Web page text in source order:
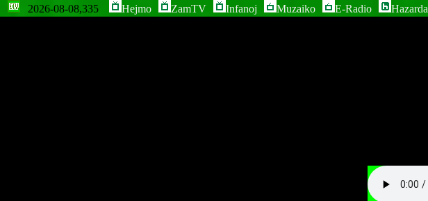
2026-08-08,335 Hejmo ZamTV Infanoj Muzaiko E-Radio Hazarda